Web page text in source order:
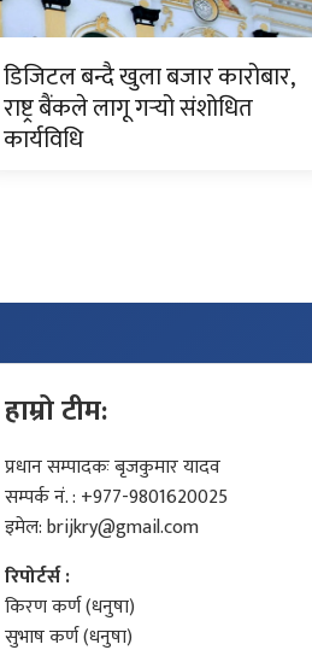
डिजिटल बन्दै खुला बजार कारोबार,
राष्ट्र बैंकले लागू गर्‍यो संशोधित
कार्यविधि
हाम्रो टीम:
प्रधान सम्पादकः बृजकुमार यादव
सम्पर्क नं. : +977-9801620025
इमेल:brijkry@gmail.com
रिपोर्टर्स :
किरण कर्ण (धनुषा)
सुभाष कर्ण (धनुषा)